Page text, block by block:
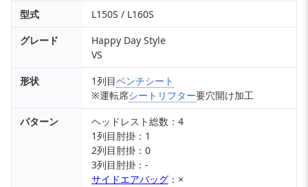
型式
L150S / L160S
グレード
Happy Day Style
VS
形状
1列目ベンチシート
※運転席シートリフター要穴開け加工
パターン
ヘッドレスト総数：4
1列目肘掛：1
2列目肘掛：0
3列目肘掛：-
サイドエアバッグ ：×